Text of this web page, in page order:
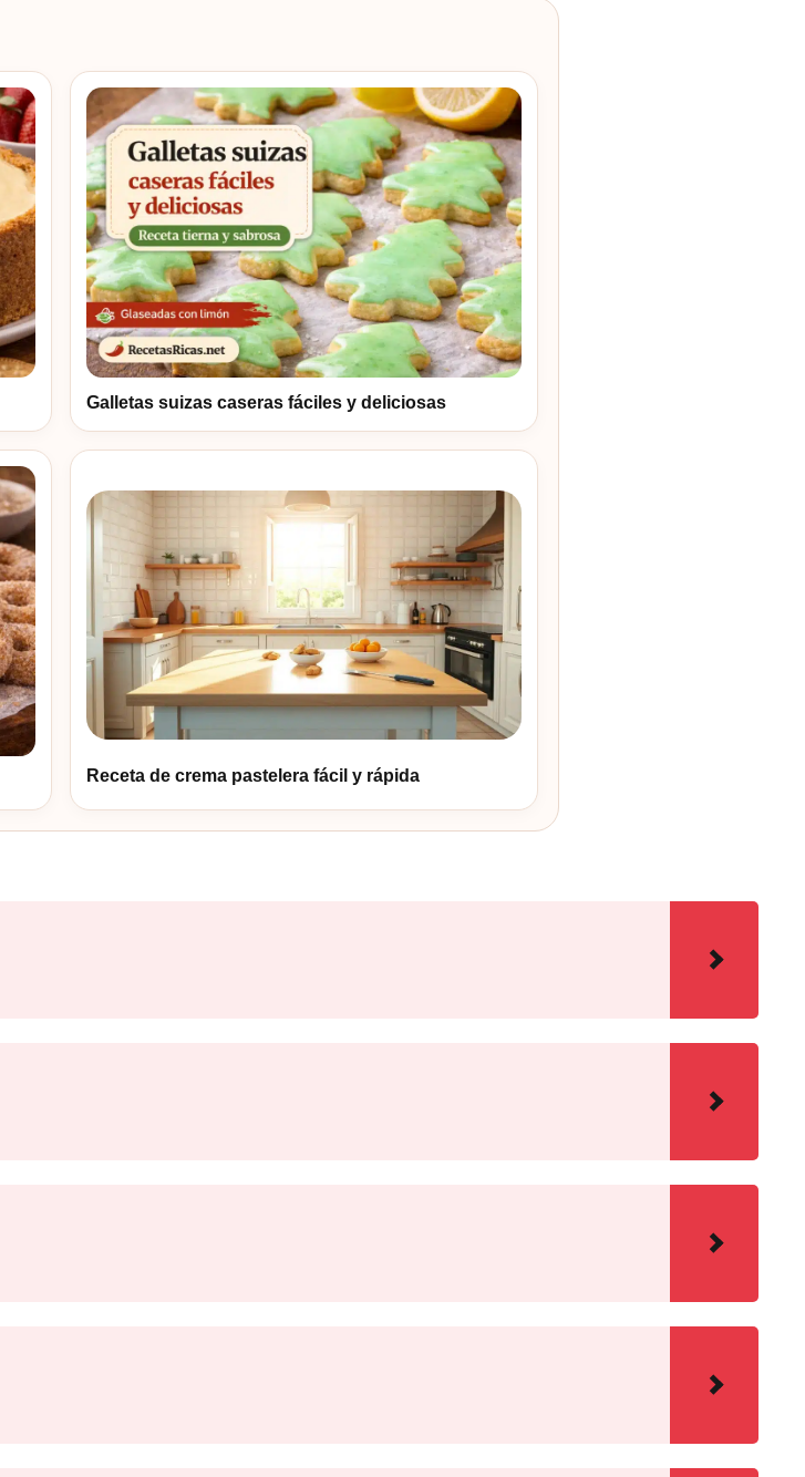
Galletas suizas caseras fáciles y deliciosas
Receta de crema pastelera fácil y rápida